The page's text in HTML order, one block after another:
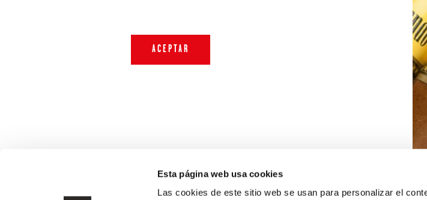
Esta página web usa cookies
Las cookies de este sitio web se usan para personalizar el